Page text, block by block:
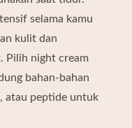
selama kamu
kulit dan
Pilih night cream
bahan-bahan
atau peptide untuk